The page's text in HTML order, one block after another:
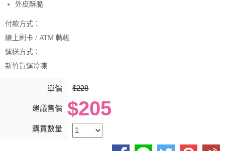
外皮酥脆
付款方式：
線上刷卡 / ATM 轉帳
運送方式：
新竹貨運冷凍
單價 $228
建議售價 $205
購買數量